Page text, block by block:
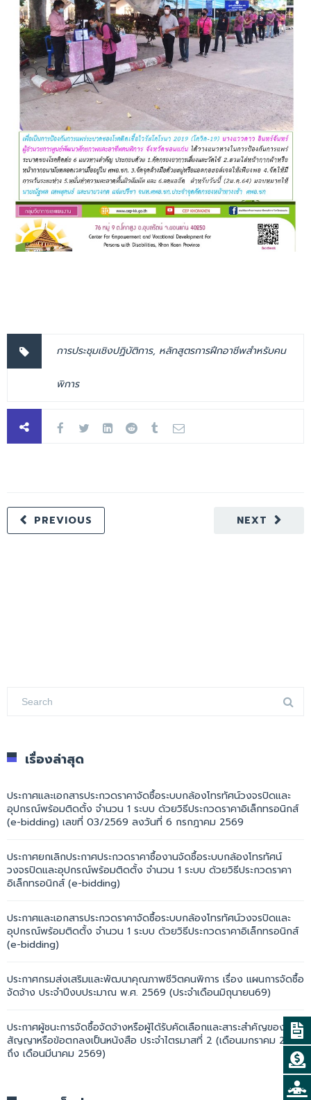
การประชุมเชิงปฏิบัติการ, หลักสูตรการฝึกอาชีพสำหรับคน
พิการ
NEXT
PREVIOUS
เรื่องล่าสุด
ประกาศและเอกสารประกวดราคาจัดซื้อระบบกล้องโทรทัศน์วงจรปิดและ
อุปกรณ์พร้อมติดตั้ง จำนวน 1 ระบบ ด้วยวิธีประกวดราคาอิเล็กทรอนิกส์
(e-bidding) เลขที่ 03/2569 ลงวันที่ 6 กรกฎาคม 2569
ประกาศยกเลิกประกาศประกวดราคาซื้องานจัดซื้อระบบกล้องโทรทัศน์
วงจรปิดและอุปกรณ์พร้อมติดตั้ง จำนวน 1 ระบบ ด้วยวิธีประกวดราคา
อิเล็กทรอนิกส์ (e-bidding)
ประกาศและเอกสารประกวดราคาจัดซื้อระบบกล้องโทรทัศน์วงจรปิดและ
อุปกรณ์พร้อมติดตั้ง จำนวน 1 ระบบ ด้วยวิธีประกวดราคาอิเล็กทรอนิกส์
(e-bidding)
ประกาศกรมส่งเสริมและพัฒนาคุณภาพชีวิตคนพิการ เรื่อง แผนการจัดซื้อ
จัดจ้าง ประจำปีงบประมาณ พ.ศ. 2569 (ประจำเดือนมิถุนายน69)
ประกาศผู้ชนะการจัดซื้อจัดจ้างหรือผู้ได้รับคัดเลือกและสาระสำคัญของ
สัญญาหรือข้อตกลงเป็นหนังสือ ประจำไตรมาสที่ 2 (เดือนมกราคม 2569
ถึง เดือนมีนาคม 2569)